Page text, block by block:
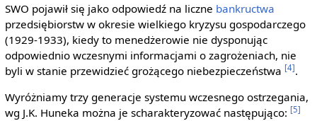
SWO pojawił się jako odpowiedź na liczne bankructwa
przedsiębiorstw w okresie wielkiego kryzysu gospodarczego
(1929-1933), kiedy to menedżerowie nie dysponując
odpowiednio wczesnymi informacjami o zagrożeniach, nie
byli w stanie przewidzieć grożącego niebezpieczeństwa [4].
Wyróżniamy trzy generacje systemu wczesnego ostrzegania,
wg J.K. Huneka można je scharakteryzować następująco: [5]